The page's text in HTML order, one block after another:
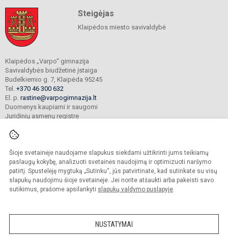
Šioje svetainėje naudojame slapukus siekdami užtikrinti jums teikiamų
paslaugų kokybę, analizuoti svetainės naudojimą ir optimizuoti naršymo
patirtį. Spustelėję mygtuką „Sutinku“, jūs patvirtinate, kad sutinkate su visų
slapukų naudojimu šioje svetainėje. Jei norite atšaukti arba pakeisti savo
sutikimus, prašome apsilankyti slapukų valdymo puslapyje.
NUSTATYMAI
Steigėjas
Klaipėdos miesto savivaldybė
Klaipėdos „Varpo“ gimnazija
Savivaldybės biudžetinė įstaiga
Budelkiemio g. 7, Klaipėda 95245
Tel. +370 46 300 632
El. p. rastine@varpogimnazija.lt
Duomenys kaupiami ir saugomi
Juridinių asmenų registre
© 2025. Klaipėdos „Varpo“ gimnazija. Visos teisės saugomos.
Kopijuoti turinį be raštiško įstaigos administracijos sutikimo griežtai draudžiama.
Prieinamumo paraiška Slapukų valdymas